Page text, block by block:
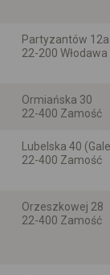
Partyzantów 12a
22-200 Włodawa
Ormiańska 30
22-400 Zamość
Lubelska 40
22-400 Zamość
Orzeszkowej 28
22-400 Zamość